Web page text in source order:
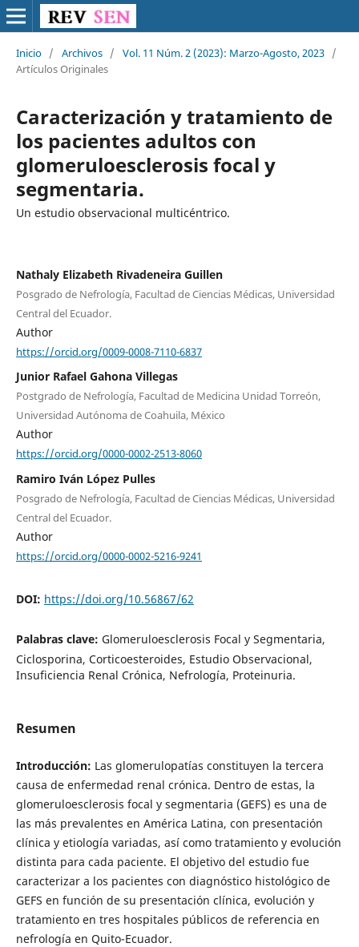
Inicio / Archivos / Vol. 11 Núm. 2 (2023): Marzo-Agosto, 2023 /
Artículos Originales
Caracterización y tratamiento de
los pacientes adultos con
glomeruloesclerosis focal y
segmentaria.
Un estudio observacional multicéntrico.
Nathaly Elizabeth Rivadeneira Guillen
Posgrado de Nefrología, Facultad de Ciencias Médicas, Universidad
Central del Ecuador.
Author
https://orcid.org/0009-0008-7110-6837
Junior Rafael Gahona Villegas
Postgrado de Nefrología, Facultad de Medicina Unidad Torreón,
Universidad Autónoma de Coahuila, México
Author
https://orcid.org/0000-0002-2513-8060
Ramiro Iván López Pulles
Posgrado de Nefrología, Facultad de Ciencias Médicas, Universidad
Central del Ecuador.
Author
https://orcid.org/0000-0002-5216-9241
DOI: https://doi.org/10.56867/62
Palabras clave: Glomeruloesclerosis Focal y Segmentaria,
Ciclosporina, Corticoesteroides, Estudio Observacional,
Insuficiencia Renal Crónica, Nefrología, Proteinuria.
Resumen
Introducción: Las glomerulopatías constituyen la tercera
causa de enfermedad renal crónica. Dentro de estas, la
glomeruloesclerosis focal y segmentaria (GEFS) es una de
las más prevalentes en América Latina, con presentación
clínica y etiología variadas, así como tratamiento y evolución
distinta para cada paciente. El objetivo del estudio fue
caracterizar a los pacientes con diagnóstico histológico de
GEFS en función de su presentación clínica, evolución y
tratamiento en tres hospitales públicos de referencia en
nefrología en Quito-Ecuador.